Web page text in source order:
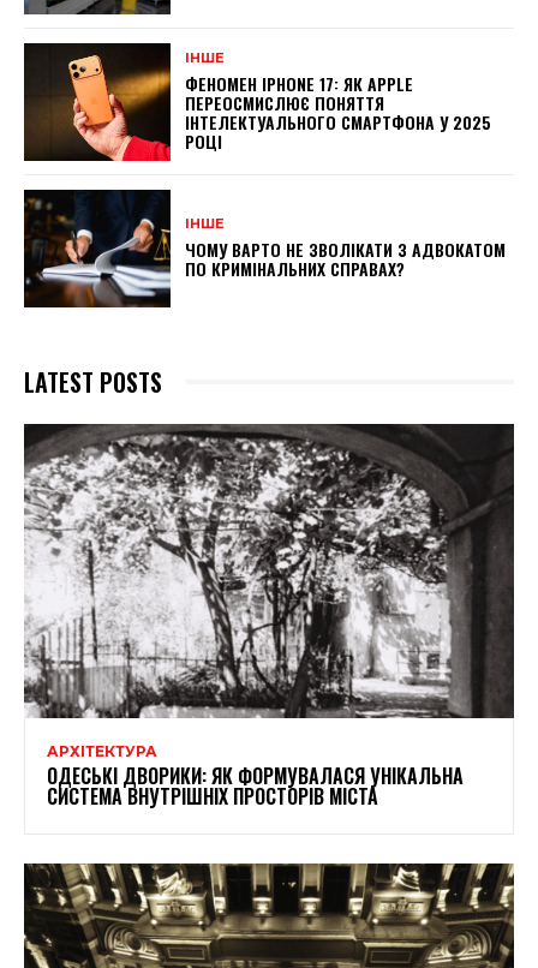
ІНШЕ
ФЕНОМЕН IPHONE 17: ЯК APPLE
ПЕРЕОСМИСЛЮЄ ПОНЯТТЯ
ІНТЕЛЕКТУАЛЬНОГО СМАРТФОНА У 2025
РОЦІ
ІНШЕ
ЧОМУ ВАРТО НЕ ЗВОЛІКАТИ З АДВОКАТОМ
ПО КРИМІНАЛЬНИХ СПРАВАХ?
LATEST POSTS
АРХІТЕКТУРА
ОДЕСЬКІ ДВОРИКИ: ЯК ФОРМУВАЛАСЯ УНІКАЛЬНА
СИСТЕМА ВНУТРІШНІХ ПРОСТОРІВ МІСТА